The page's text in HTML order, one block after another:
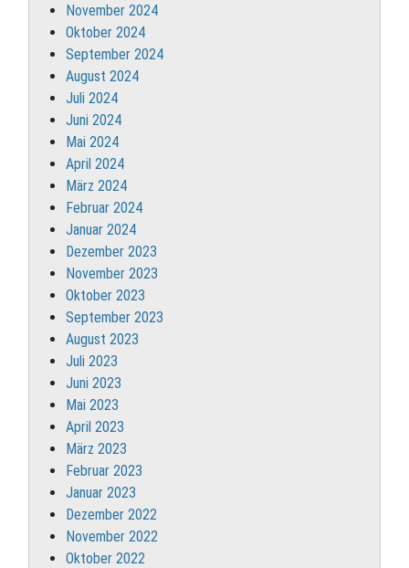
November 2024
Oktober 2024
September 2024
August 2024
Juli 2024
Juni 2024
Mai 2024
April 2024
März 2024
Februar 2024
Januar 2024
Dezember 2023
November 2023
Oktober 2023
September 2023
August 2023
Juli 2023
Juni 2023
Mai 2023
April 2023
März 2023
Februar 2023
Januar 2023
Dezember 2022
November 2022
Oktober 2022